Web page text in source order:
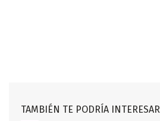
TAMBIÉN TE PODRÍA INTERESAR